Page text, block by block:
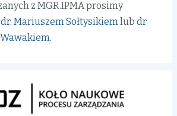
z MGR.IPMA prosimy
dr. Mariuszem Sołtysikiemlub dr
.